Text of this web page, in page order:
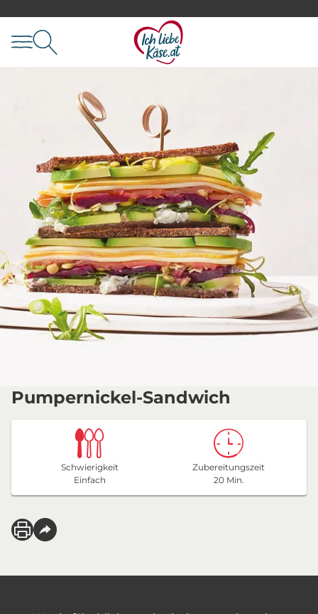
Pumpernickel-Sandwich
Schwierigkeit
Einfach
Zubereitungszeit
20 Min.